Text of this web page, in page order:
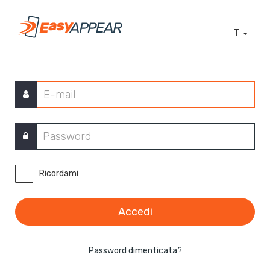
IT
Ricordami
Accedi
Password dimenticata?